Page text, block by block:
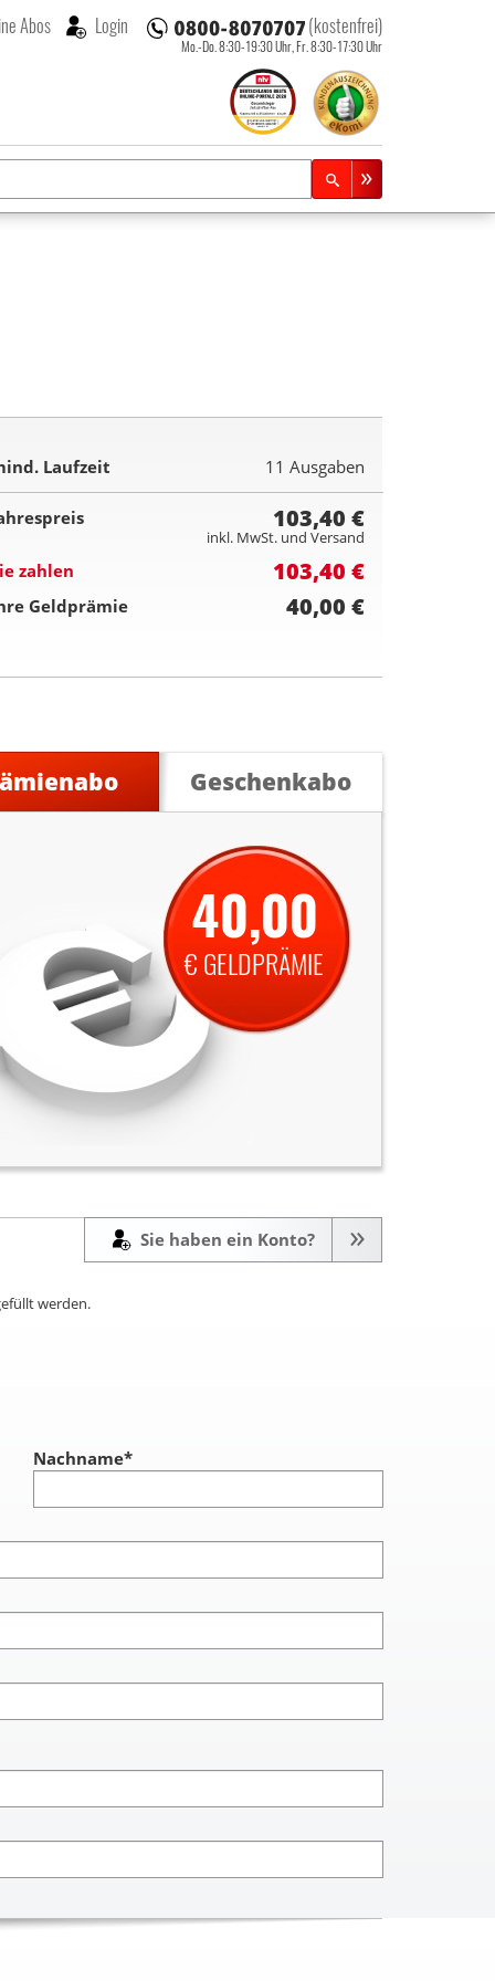
(kostenfrei)
Mo.-Do. 8:30-19:30 Uhr, Fr. 8:30-17:30 Uhr
Abos Login
Laufzeit 11 Ausgaben
103,40 €
inkl. MwSt. und Versand
zahlen 103,40 €
Geldprämie 40,00 €
Geschenkabo
40,00
€ GELDPRÄMIE
Sie haben ein Konto?
werden.
Nachname*